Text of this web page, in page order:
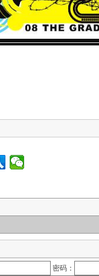
密码：